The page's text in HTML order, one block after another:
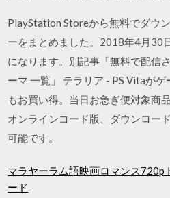
PlayStation Storeから無料でダウ
ーをまとめました。2018年4月30
になります。別記事「無料で配信
ーマ 一覧」 テラリア - PS Vitaが
もお買い得。当日お急ぎ便対象商
オンラインコード版、ダウンロー
可能です。
マラヤーラム語映画ロマンス720p
ード